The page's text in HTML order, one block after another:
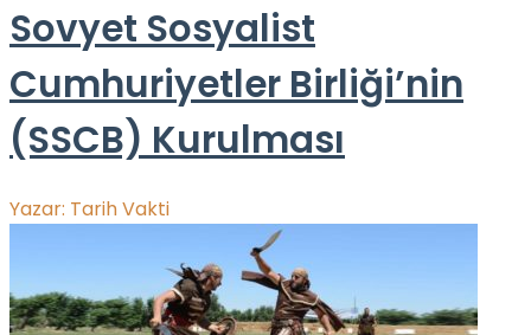
Sovyet Sosyalist
Cumhuriyetler Birliği’nin
(SSCB) Kurulması
Yazar: Tarih Vakti